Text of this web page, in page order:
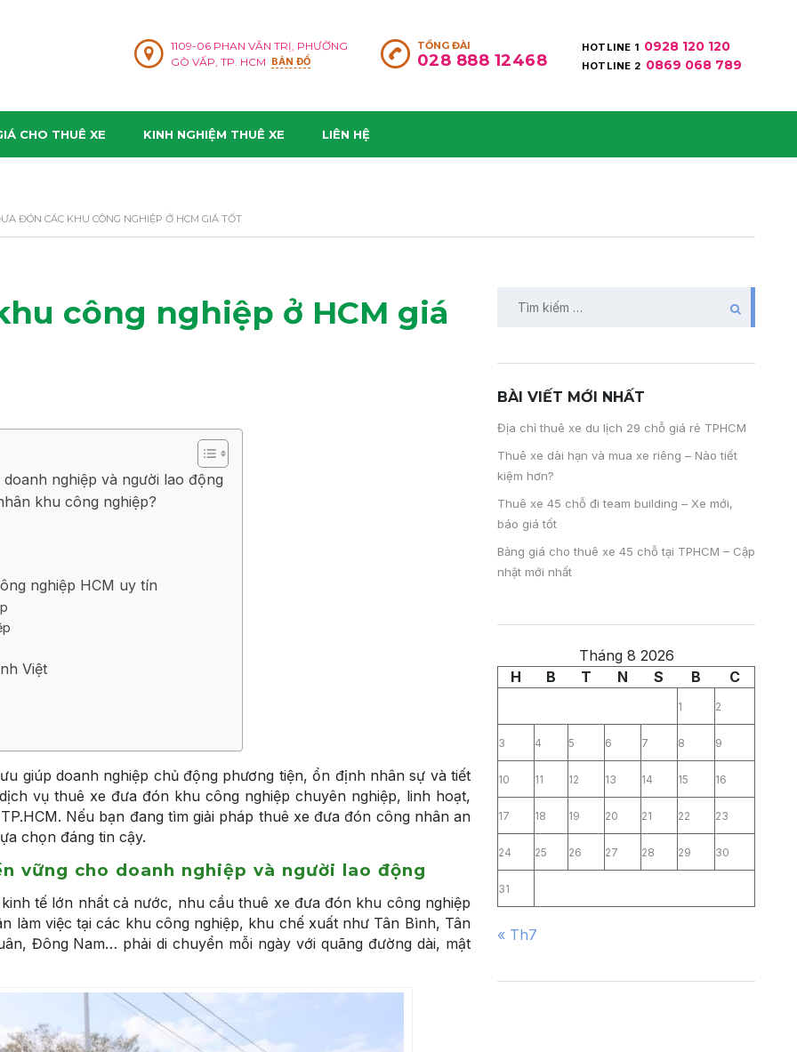
HOTLINE 1 0928 120 120
HOTLINE 2 0869 068 789
TỔNG ĐÀI
028 888 12468
1109-06 PHAN VĂN TRỊ, PHƯỜNG
GÒ VẤP, TP. HCM BẢN ĐỒ
CHO THUÊ XE KINH NGHIỆM THUÊ XE LIÊN HỆ
ĐÓN CÁC KHU CÔNG NGHIỆP Ở HCM GIÁ TỐT
công nghiệp ở HCM giá
nghiệp và người lao động
khu công nghiệp?
nghiệp HCM uy tín
Việt
giúp doanh nghiệp chủ động phương tiện, ổn định nhân sự và tiết
vụ thuê xe đưa đón khu công nghiệp chuyên nghiệp, linh hoạt,
Nếu bạn đang tìm giải pháp thuê xe đưa đón công nhân an
chọn đáng tin cậy.
vững cho doanh nghiệp và người lao động
tế lớn nhất cả nước, nhu cầu thuê xe đưa đón khu công nghiệp
làm việc tại các khu công nghiệp, khu chế xuất như Tân Bình, Tân
Đông Nam… phải di chuyển mỗi ngày với quãng đường dài, mật
BÀI VIẾT MỚI NHẤT
Địa chỉ thuê xe du lịch 29 chỗ giá rẻ TPHCM
Thuê xe dài hạn và mua xe riêng – Nào tiết
kiệm hơn?
Thuê xe 45 chỗ đi team building – Xe mới,
báo giá tốt
Bảng giá cho thuê xe 45 chỗ tại TPHCM – Cập
nhật mới nhất
Tháng 8 2026
H
B T N S B C
1 2
3 4 5 6 7 8 9
10 11 12 13 14 15 16
17 18 19 20 21 22 23
24 25 26 27 28 29 30
31
« Th7